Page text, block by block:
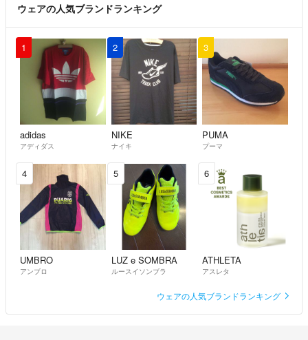
ウェアの人気ブランドランキング
1
adidas
アディダス
2
NIKE
ナイキ
3
PUMA
プーマ
4
UMBRO
アンブロ
5
LUZ e SOMBRA
ルースイソンブラ
6
ATHLETA
アスレタ
ウェアの人気ブランドランキング